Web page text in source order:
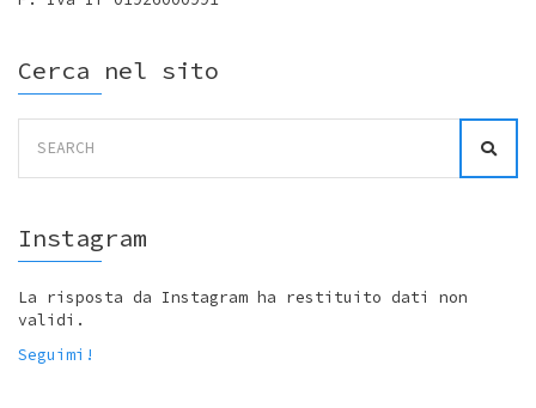
Cerca nel sito
for:
Instagram
La risposta da Instagram ha restituito dati non
validi.
Seguimi!